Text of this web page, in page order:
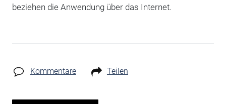
beziehen die Anwendung über das Internet.
Kommentare Teilen